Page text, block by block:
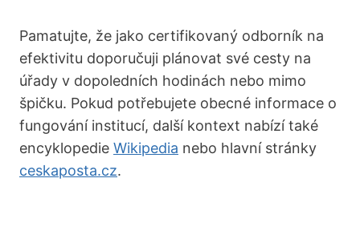
Pamatujte, že jako certifikovaný odborník na
efektivitu doporučuji plánovat své cesty na
úřady v dopoledních hodinách nebo mimo
špičku. Pokud potřebujete obecné informace o
fungování institucí, další kontext nabízí také
encyklopedie Wikipedia nebo hlavní stránky
ceskaposta.cz.